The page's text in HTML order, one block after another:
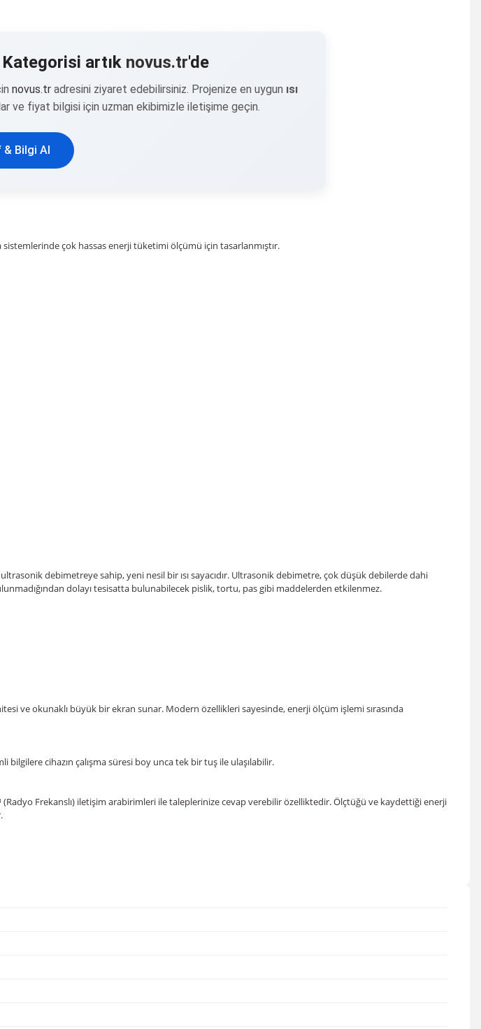
Kategorisi artık novus.tr'de
novus.tr adresini ziyaret edebilirsiniz. Projenize en uygun ısı
ve fiyat bilgisi için uzman ekibimizle iletişime geçin.
& Bilgi Al
sistemlerinde çok hassas enerji tüketimi ölçümü için tasarlanmıştır.
debimetreye sahip, yeni nesil bir ısı sayacıdır. Ultrasonik debimetre, çok düşük debilerde dahi
dolayı tesisatta bulunabilecek pislik, tortu, pas gibi maddelerden etkilenmez.
ve okunaklı büyük bir ekran sunar. Modern özellikleri sayesinde, enerji ölçüm işlemi sırasında
cihazın çalışma süresi boy unca tek bir tuş ile ulaşılabilir.
Frekanslı) iletişim arabirimleri ile taleplerinize cevap verebilir özelliktedir. Ölçtüğü ve kaydettiği enerji